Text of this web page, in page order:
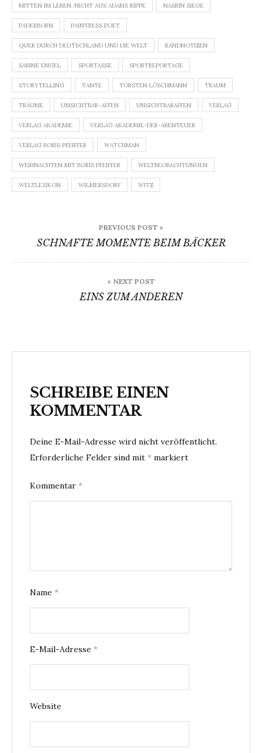
MITTEN IM LEBEN. NICHT AUS ADAMS RIPPE NASRIN SIEGE
PADERBORN PAINTRESS POET
QUER DURCH DEUTSCHLAND UND DIE WELT RANDNOTIZEN
SABINE ENGEL SPORTASSE SPORTREPORTAGE
STORYTELLING TANTE TORSTEN LÖSCHMANN TRAUM
TRÄUME UNSICHTBAR-AFFEN UNSICHTBARAFFEN VERLAG
VERLAG AKADEMIE VERLAG AKADEMIE-DER-ABENTEUER
VERLAG BORIS PFEIFFER WATCHMAN
WEIHNACHTEN MIT BORIS PFEIFFER WELTBEOBACHTUNGEN
WELTLEXIKON WILMERSDORF WITZ
PREVIOUS POST »
SCHNAFTE MOMENTE BEIM BÄCKER
« NEXT POST
EINS ZUM ANDEREN
SCHREIBE EINEN
KOMMENTAR
Deine E-Mail-Adresse wird nicht veröffentlicht.
Erforderliche Felder sind mit * markiert
Kommentar *
Name *
E-Mail-Adresse *
Website